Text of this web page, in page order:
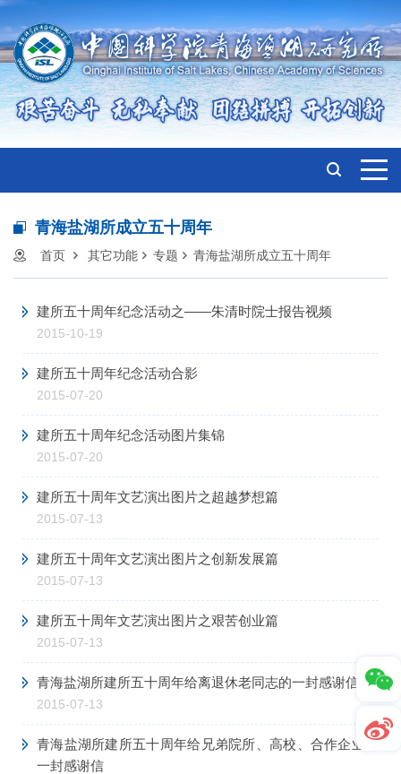
青海盐湖所成立五十周年
首页 其它功能 专题 青海盐湖所成立五十周年
建所五十周年纪念活动之——朱清时院士报告视频
2015-10-19
建所五十周年纪念活动合影
2015-07-20
建所五十周年纪念活动图片集锦
2015-07-20
建所五十周年文艺演出图片之超越梦想篇
2015-07-13
建所五十周年文艺演出图片之创新发展篇
2015-07-13
建所五十周年文艺演出图片之艰苦创业篇
2015-07-13
青海盐湖所建所五十周年给离退休老同志的一封感谢信
2015-07-13
青海盐湖所建所五十周年给兄弟院所、高校、合作企业的
一封感谢信